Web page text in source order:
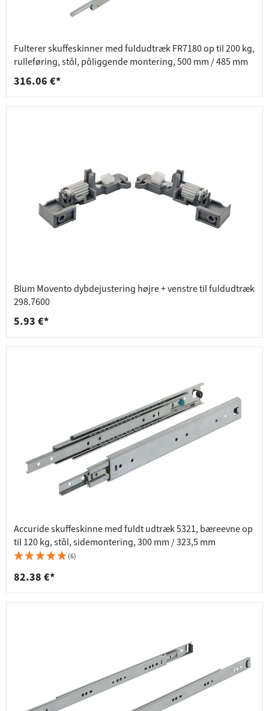
Fulterer skuffeskinner med fuldudtræk FR7180 op til 200 kg,
rulleføring, stål, påliggende montering, 500 mm / 485 mm
316.06 €*
Blum Movento dybdejustering højre + venstre til fuldudtræk
298.7600
5.93 €*
Accuride skuffeskinne med fuldt udtræk 5321, bæreevne op
til 120 kg, stål, sidemontering, 300 mm / 323,5 mm
(6)
82.38 €*